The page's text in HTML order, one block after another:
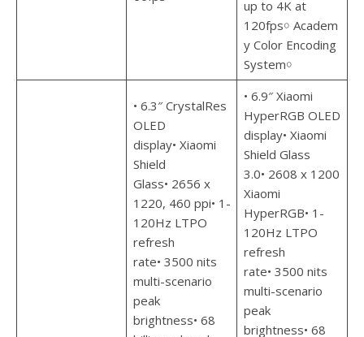
up to 4K at
120fps￮ Academ
y Color Encoding
System￮
• 6.3″ CrystalRes
OLED
display• Xiaomi
Shield
Glass• 2656 x
1220, 460 ppi• 1-
120Hz LTPO
refresh
rate• 3500 nits
multi-scenario
peak
brightness• 68
• 6.9″ Xiaomi
HyperRGB OLED
display• Xiaomi
Shield Glass
3.0• 2608 x 1200
Xiaomi
HyperRGB• 1-
120Hz LTPO
refresh
rate• 3500 nits
multi-scenario
peak
brightness• 68